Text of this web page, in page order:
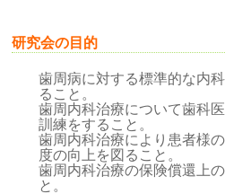
研究会の目的
歯周病に対する標準的な内
ること。
歯周内科治療について歯科
訓練をすること。
歯周内科治療により患者様
度の向上を図ること。
歯周内科治療の保険償還上
と。